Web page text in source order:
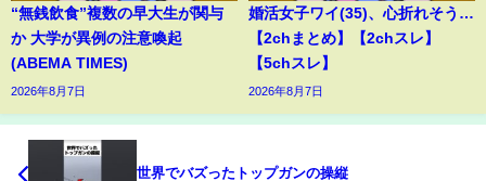
“無銭飲食”複数の早大生が関与
か 大学が異例の注意喚起
(ABEMA TIMES)
2026年8月7日
婚活女子ワイ(35)、心折れそう…
【2chまとめ】【2chスレ】
【5chスレ】
2026年8月7日
世界でバズったトップガンの操縦